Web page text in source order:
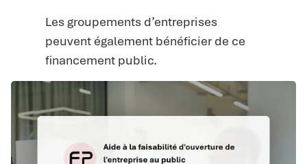
Les groupements d’entreprises
peuvent également bénéficier de ce
financement public.